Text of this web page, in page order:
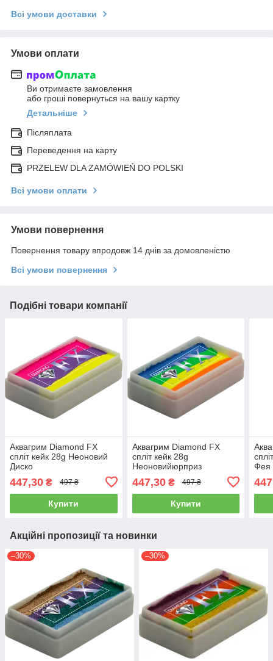
Всі умови доставки
Умови оплати
Ви отримаєте замовлення
або гроші повернуться на вашу картку
Детальніше
Післяплата
Переведення на карту
PRZELEW DLA ZAMÓWIEŃ DO POLSKI
Всі умови оплати
Умови повернення
Повернення товару впродовж 14 днів за домовленістю
Всі умови повернення
Подібні товари компанії
Аквагрим Diamond FX
спліт кейк 28g Неоновий
Диско
447,30 ₴ 497 ₴
Купити
Аквагрим Diamond FX
спліт кейк 28g
Неоновийюрприз
447,30₴ 497 ₴
Купити
Фея
Акційні пропозиції та новинки
–30% –30%